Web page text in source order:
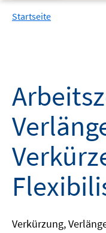
Startseite
Verkürzung,